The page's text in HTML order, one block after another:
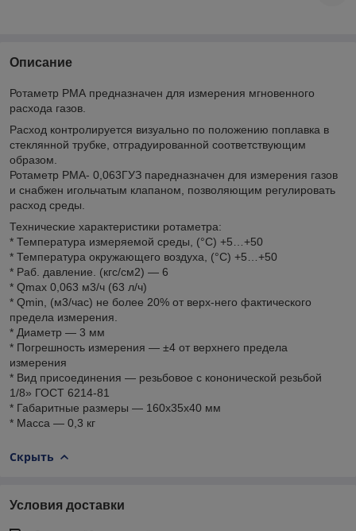
Описание
Ротаметр РМА предназначен для измерения мгновенного
расхода газов.
Расход контролируется визуально по положению поплавка в
стеклянной трубке, отградуированной соответствующим
образом.
Ротаметр РМА- 0,063ГУЗ паредназначен для измерения газов
и снабжен игольчатым клапаном, позволяющим регулировать
расход среды.
Технические характеристики ротаметра:
* Температура измеряемой среды, (°С) +5…+50
* Температура окружающего воздуха, (°С) +5…+50
* Раб. давление. (кгс/см2) — 6
* Qmax 0,063 м3/ч (63 л/ч)
* Qmin, (м3/час) не более 20% от верх-него фактического
предела измерения.
* Диаметр — 3 мм
* Погрешность измерения — ±4 от верхнего предела
измерения
* Вид присоединения — резьбовое с кононической резьбой
1/8» ГОСТ 6214-81
* Габаритные размеры — 160х35х40 мм
* Масса — 0,3 кг
Скрыть
Условия доставки